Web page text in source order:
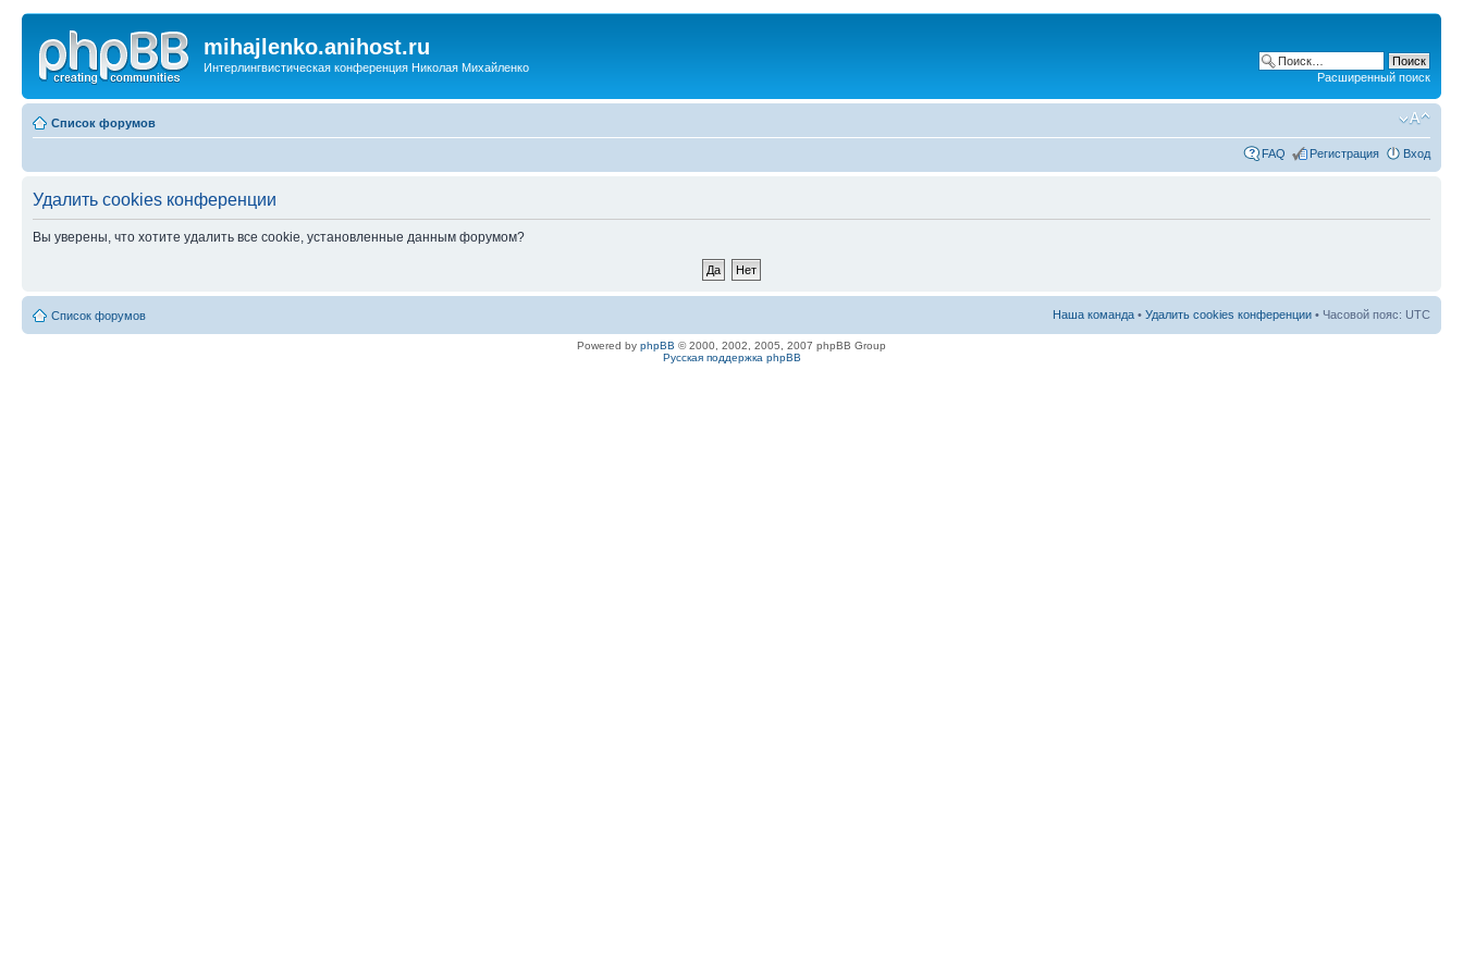
mihajlenko.anihost.ru
Интерлингвистическая конференция Николая Михайленко
Расширенный поиск
Список форумов
FAQ Регистрация Вход
Удалить cookies конференции
Вы уверены, что хотите удалить все cookie, установленные данным форумом?
Список форумов Наша команда • Удалить cookies конференции • Часовой пояс: UTC
Powered by phpBB © 2000, 2002, 2005, 2007 phpBB Group
Русская поддержка phpBB